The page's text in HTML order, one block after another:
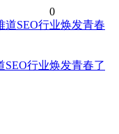
0
SEO行业焕发青春了